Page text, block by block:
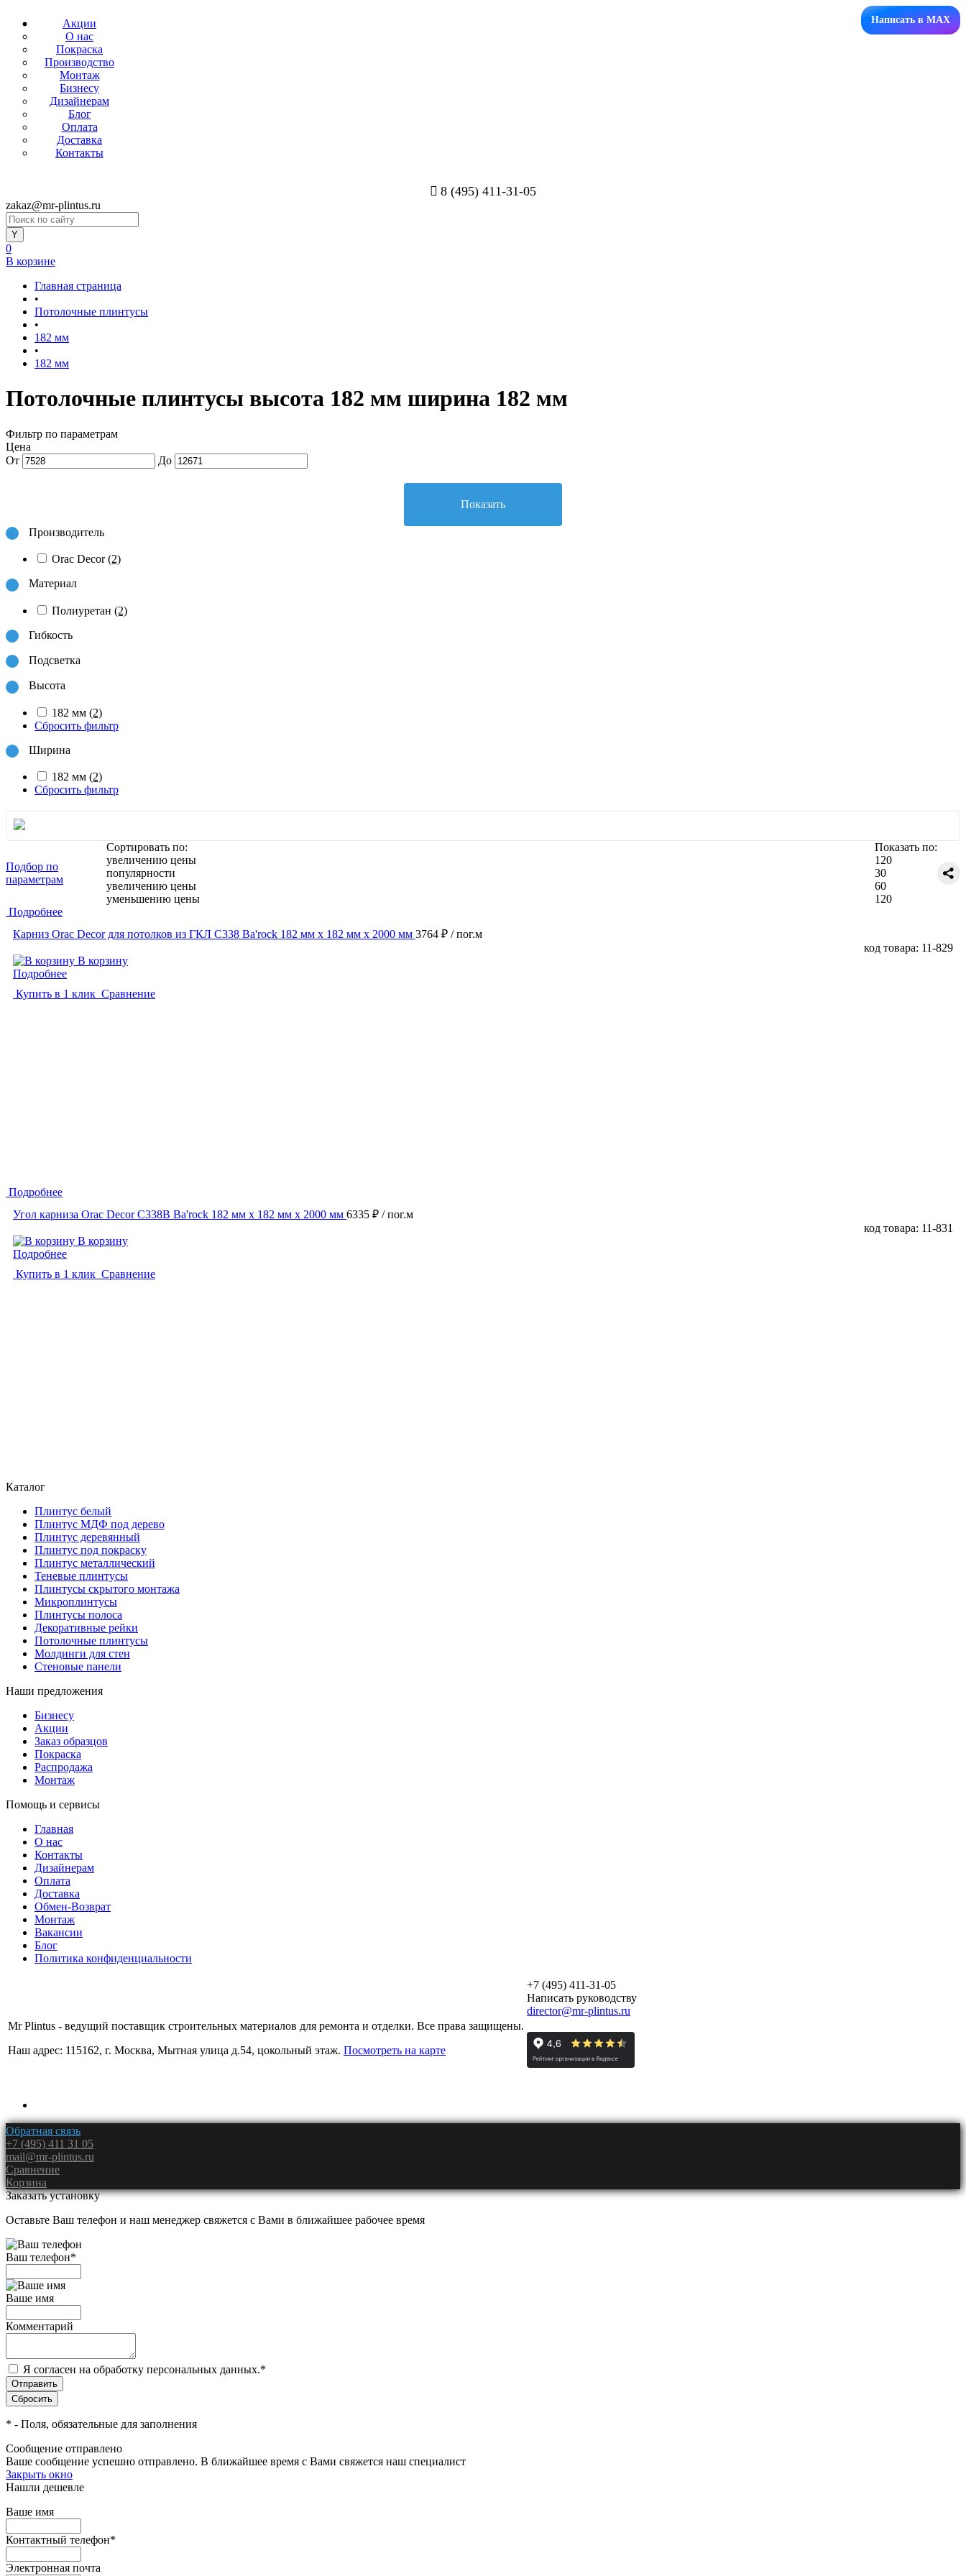
Акции
О нас
Покраска
Производство
Монтаж
Бизнесу
Дизайнерам
Блог
Оплата
Доставка
Контакты
Написать в MAX
8 (495) 411-31-05
zakaz@mr-plintus.ru
0
В корзине
Главная страница
•
Потолочные плинтусы
•
182 мм
•
182 мм
Потолочные плинтусы высота 182 мм ширина 182 мм
Фильтр по параметрам
Цена
От
До
Показать
Производитель
Orac Decor(2)
Материал
Полиуретан (2)
Гибкость
Подсветка
Высота
182 мм (2)
Сбросить фильтр
Ширина
182 мм (2)
Сбросить фильтр
Подбор по
параметрам
Сортировать по:
увеличению цены
популярности
увеличению цены
уменьшению цены
Показать по:
120
30
60
120
Подробнее
Карниз Orac Decor для потолков из ГКЛ C338 Ba'rock 182 мм х 182 мм х 2000 мм 3764 ₽ / пог.м
код товара: 11-829
В корзину
Подробнее
Купить в 1 клик Сравнение
Подробнее
Угол карниза Orac Decor C338B Ba'rock 182 мм х 182 мм х 2000 мм 6335 ₽ / пог.м
код товара: 11-831
В корзину
Подробнее
Купить в 1 клик Сравнение
Каталог
Плинтус белый
Плинтус МДФ под дерево
Плинтус деревянный
Плинтус под покраску
Плинтус металлический
Теневые плинтусы
Плинтусы скрытого монтажа
Микроплинтусы
Плинтусы полоса
Декоративные рейки
Потолочные плинтусы
Молдинги для стен
Стеновые панели
Наши предложения
Бизнесу
Акции
Заказ образцов
Покраска
Распродажа
Монтаж
Помощь и сервисы
Главная
О нас
Контакты
Дизайнерам
Оплата
Доставка
Обмен-Возврат
Монтаж
Вакансии
Блог
Политика конфиденциальности
Mr Plintus - ведущий поставщик строительных материалов для ремонта и отделки. Все права защищены.
Наш адрес: 115162, г. Москва, Мытная улица д.54, цокольный этаж. Посмотреть на карте
+7 (495) 411-31-05
Написать руководству
director@mr-plintus.ru
Обратная связь
+7 (495) 411 31 05
mail@mr-plintus.ru
Сравнение
Корзина
Заказать установку
Оставьте Ваш телефон и наш менеджер свяжется с Вами в ближайшее рабочее время
Ваш телефон*
Ваше имя
Комментарий
Я согласен на обработку персональных данных.*
* - Поля, обязательные для заполнения
Сообщение отправлено
Ваше сообщение успешно отправлено. В ближайшее время с Вами свяжется наш специалист
Закрыть окно
Нашли дешевле
Ваше имя
Контактный телефон*
Электронная почта